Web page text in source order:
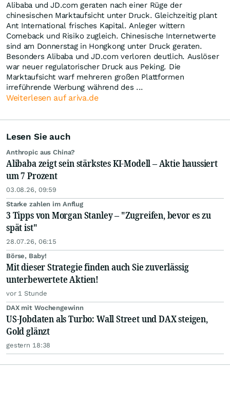
Alibaba und JD.com geraten nach einer Rüge der
chinesischen Marktaufsicht unter Druck. Gleichzeitig plant
Ant International frisches Kapital. Anleger wittern
Comeback und Risiko zugleich. Chinesische Internetwerte
sind am Donnerstag in Hongkong unter Druck geraten.
Besonders Alibaba und JD.com verloren deutlich. Auslöser
war neuer regulatorischer Druck aus Peking. Die
Marktaufsicht warf mehreren großen Plattformen
irreführende Werbung während des ...
Weiterlesen auf ariva.de
Lesen Sie auch
Anthropic aus China?
Alibaba zeigt sein stärkstes KI-Modell – Aktie haussiert
um 7 Prozent
03.08.26, 09:59
Starke zahlen im Anflug
3 Tipps von Morgan Stanley – "Zugreifen, bevor es zu
spät ist"
28.07.26, 06:15
Börse, Baby!
Mit dieser Strategie finden auch Sie zuverlässig
unterbewertete Aktien!
vor 1 Stunde
DAX mit Wochengewinn
US-Jobdaten als Turbo: Wall Street und DAX steigen,
Gold glänzt
gestern 18:38